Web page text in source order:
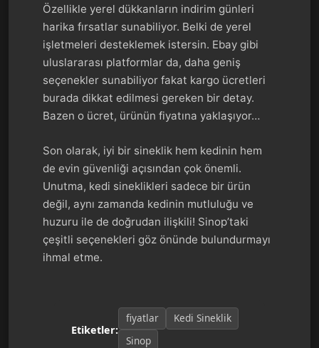
Özellikle yerel dükkanların indirim günleri
harika fırsatlar sunabiliyor. Belki de yerel
işletmeleri desteklemek istersin. Ebay gibi
uluslararası platformlar da, daha geniş
seçenekler sunabiliyor fakat kargo ücretleri
burada dikkat edilmesi gereken bir detay.
Bazen o ücret, ürünün fiyatına yaklaşıyor…
Son olarak, iyi bir sineklik hem kedinin hem
de evin güvenliği açısından çok önemli.
Unutma, kedi sineklikleri sadece bir ürün
değil, aynı zamanda kedinin mutluluğu ve
huzuru ile de doğrudan ilişkili! Sinop’taki
çeşitli seçenekleri göz önünde bulundurmayı
ihmal etme.
Etiketler:
fiyatlar
Kedi Sineklik
Sinop